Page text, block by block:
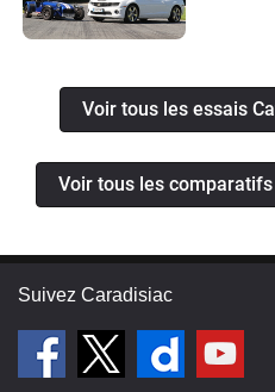
Voir tous les essais
Voir tous les
Suivez Caradisiac